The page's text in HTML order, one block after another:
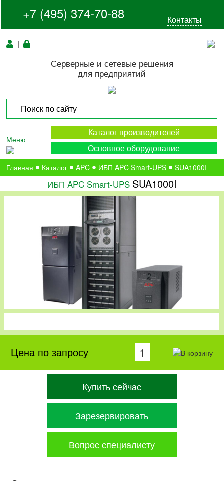
+7 (495) 374-70-88 Контакты
|
Серверные и сетевые решения
для предприятий
Меню
Каталог производителей
Основное оборудование
Главная Каталог APC ИБП APC Smart-UPS SUA1000I
ИБП APC Smart-UPS SUA1000I
Цена по запросу
Купить сейчас
Зарезервировать
Вопрос специалисту